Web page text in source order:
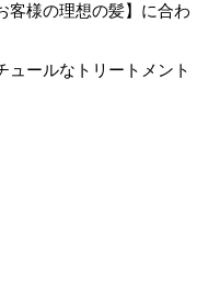
客様の理想の髪】に合わ
ュールなトリートメント